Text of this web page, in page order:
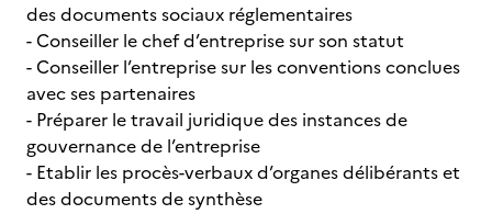
des documents sociaux réglementaires
- Conseiller le chef d’entreprise sur son statut
- Conseiller l’entreprise sur les conventions conclues
avec ses partenaires
- Préparer le travail juridique des instances de
gouvernance de l’entreprise
- Etablir les procès-verbaux d’organes délibérants et
des documents de synthèse